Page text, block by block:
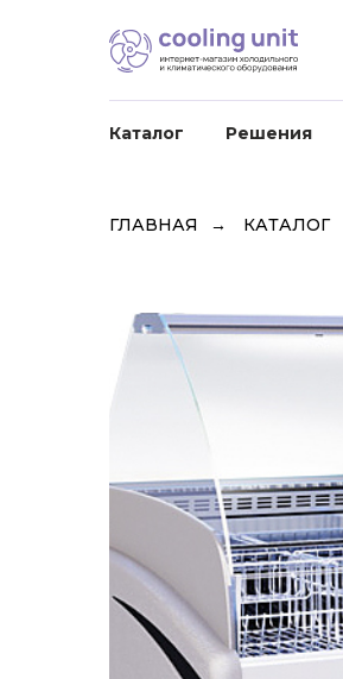
Каталог Решения
ГЛАВНАЯ → КАТАЛОГ